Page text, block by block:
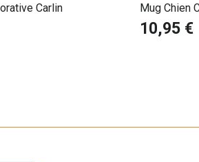
Carlin Mug Chien
10,95 €